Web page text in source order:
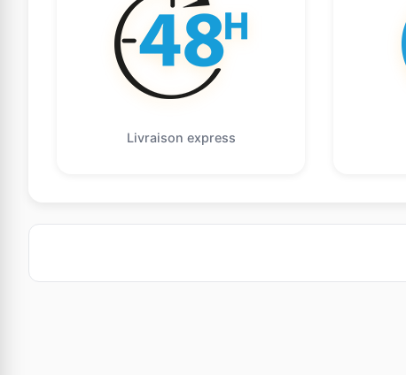
Livraison express